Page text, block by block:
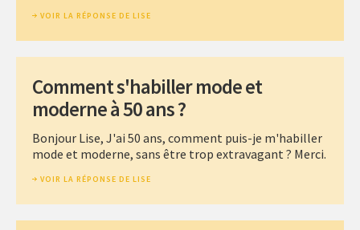
VOIR LA RÉPONSE DE LISE
Comment s'habiller mode et
moderne à 50 ans ?
Bonjour Lise, J'ai 50 ans, comment puis-je m'habiller
mode et moderne, sans être trop extravagant ? Merci.
VOIR LA RÉPONSE DE LISE